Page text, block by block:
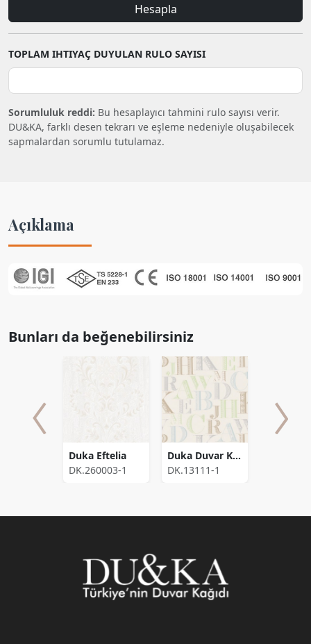
Hesapla
TOPLAM IHTIYAÇ DUYULAN RULO SAYISI
Sorumluluk reddi: Bu hesaplayıcı tahmini rulo sayısı verir.
DU&KA, farklı desen tekrarı ve eşleme nedeniyle oluşabilecek
sapmalardan sorumlu tutulamaz.
Açıklama
Bunları da beğenebilirsiniz
Duka Eftelia
DK.260003-1
Duka Duvar Kağıdı Desing Plus Word DK.13111-1 (16,2 m2)
DK.13111-1